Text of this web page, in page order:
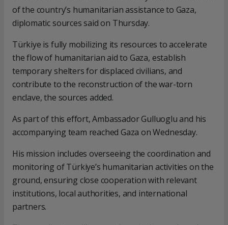
of the country’s humanitarian assistance to Gaza,
diplomatic sources said on Thursday.
Türkiye is fully mobilizing its resources to accelerate
the flow of humanitarian aid to Gaza, establish
temporary shelters for displaced civilians, and
contribute to the reconstruction of the war-torn
enclave, the sources added.
As part of this effort, Ambassador Gulluoglu and his
accompanying team reached Gaza on Wednesday.
His mission includes overseeing the coordination and
monitoring of Türkiye’s humanitarian activities on the
ground, ensuring close cooperation with relevant
institutions, local authorities, and international
partners.